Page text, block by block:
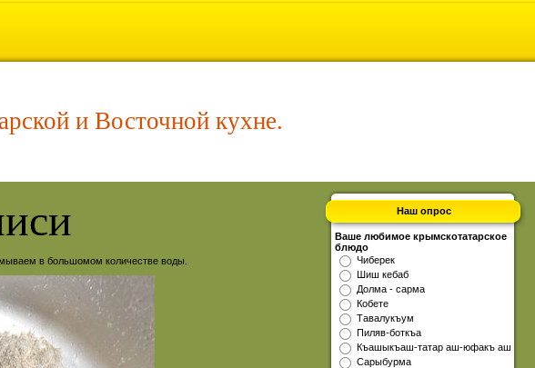
и Восточной кухне.
в большомом количестве воды.
Наш опрос
Ваше любимое крымскотатарское
блюдо
Чиберек
Шиш кебаб
Долма - сарма
Кобете
Тавалукъум
Пиляв-боткъа
Къашыкъаш-татар аш-юфакъ аш
Сарыбурма